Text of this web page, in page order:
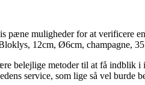
pæne muligheder for at verificere
12cm, Ø6cm, champagne,
belejlige metoder til at få indblik
service, som lige så vel burde